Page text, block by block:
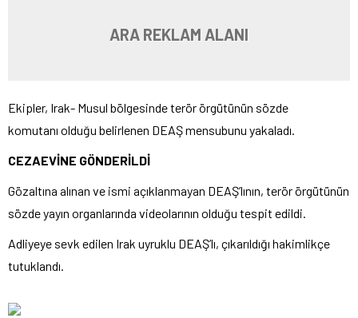
ARA REKLAM ALANI
Ekipler, Irak- Musul bölgesinde terör örgütünün sözde
komutanı olduğu belirlenen DEAŞ mensubunu yakaladı.
CEZAEVİNE GÖNDERİLDİ
Gözaltına alınan ve ismi açıklanmayan DEAŞ’lının, terör örgütünün
sözde yayın organlarında videolarının olduğu tespit edildi.
Adliyeye sevk edilen Irak uyruklu DEAŞ’lı, çıkarıldığı hakimlikçe
tutuklandı.